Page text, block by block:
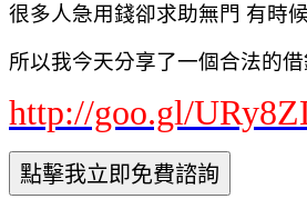
很多人急用錢卻求助無門 有時
所以我今天分享了一個合法的
http://goo.gl/